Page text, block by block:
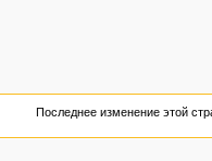
Последнее изменение этой